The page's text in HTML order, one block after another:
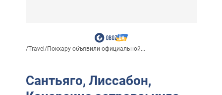
/Travel/Покхару объявили официальной...
Сантьяго, Лиссабон,